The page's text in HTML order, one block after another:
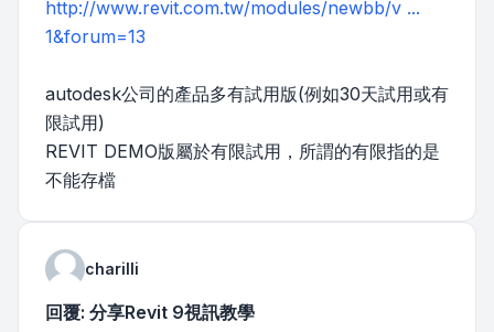
http://www.revit.com.tw/modules/newbb/v ...
1&forum=13
autodesk公司的產品多有試用版(例如30天試用或有
限試用)
REVIT DEMO版屬於有限試用，所謂的有限指的是
不能存檔
charilli
回覆: 分享Revit 9視訊教學